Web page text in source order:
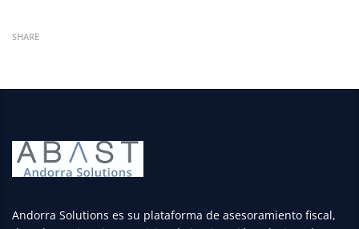
SHARE
Andorra Solutions es su plataforma de asesoramiento fiscal,